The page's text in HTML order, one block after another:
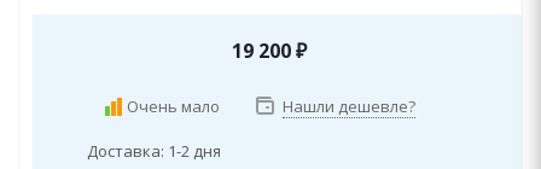
19 200₽
Очень мало Нашли дешевле?
Доставка: 1-2 дня